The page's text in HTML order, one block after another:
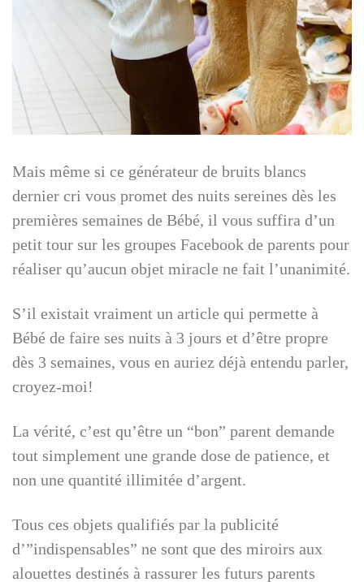
Mais même si ce générateur de bruits blancs
dernier cri vous promet des nuits sereines dès les
premières semaines de Bébé, il vous suffira d’un
petit tour sur les groupes Facebook de parents pour
réaliser qu’aucun objet miracle ne fait l’unanimité.
S’il existait vraiment un article qui permette à
Bébé de faire ses nuits à 3 jours et d’être propre
dès 3 semaines, vous en auriez déjà entendu parler,
croyez-moi!
La vérité, c’est qu’être un “bon” parent demande
tout simplement une grande dose de patience, et
non une quantité illimitée d’argent.
Tous ces objets qualifiés par la publicité
d’”indispensables” ne sont que des miroirs aux
alouettes destinés à rassurer les futurs parents